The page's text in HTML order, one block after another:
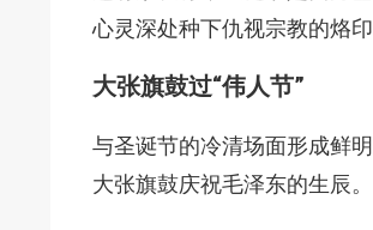
心灵深处种下仇视宗教的烙印
大张旗鼓过“伟人节”
与圣诞节的冷清场面形成鲜
大张旗鼓庆祝毛泽东的生辰。